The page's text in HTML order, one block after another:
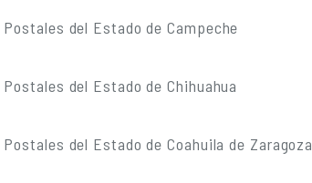
Postales del Estado de Campeche
Postales del Estado de Chihuahua
Postales del Estado de Coahuila de Zaragoza